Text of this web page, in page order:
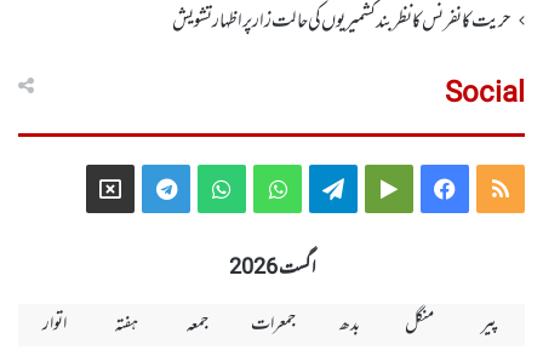
حریت کانفرنس کا نظر بند کشمیریوں کی حالت زار پر اظہار تشویش
Social
RSS
Facebook
Google
Telegram
WhatsApp
WhatsApp
Telegram
X
اگست 2026
پیر
منگل بدھ جمعرات جمعہ ہفتہ اتوار